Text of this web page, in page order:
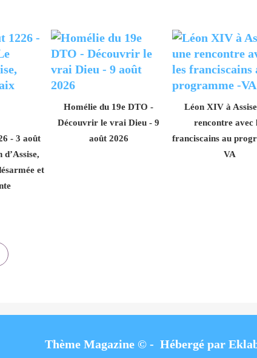
- 3 août
et
Homélie du 19e DTO -
Découvrir le vrai Dieu - 9
août 2026
Léon XIV à
rencontre avec
franciscains au
VA
Thème Magazine © - Hébergé par